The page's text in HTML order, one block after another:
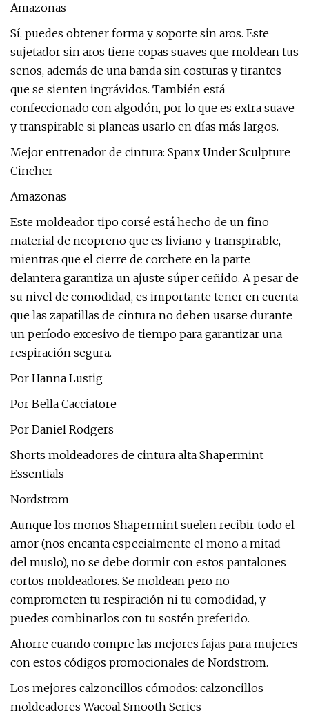
Amazonas
Sí, puedes obtener forma y soporte sin aros. Este
sujetador sin aros tiene copas suaves que moldean tus
senos, además de una banda sin costuras y tirantes
que se sienten ingrávidos. También está
confeccionado con algodón, por lo que es extra suave
y transpirable si planeas usarlo en días más largos.
Mejor entrenador de cintura: Spanx Under Sculpture
Cincher
Amazonas
Este moldeador tipo corsé está hecho de un fino
material de neopreno que es liviano y transpirable,
mientras que el cierre de corchete en la parte
delantera garantiza un ajuste súper ceñido. A pesar de
su nivel de comodidad, es importante tener en cuenta
que las zapatillas de cintura no deben usarse durante
un período excesivo de tiempo para garantizar una
respiración segura.
Por Hanna Lustig
Por Bella Cacciatore
Por Daniel Rodgers
Shorts moldeadores de cintura alta Shapermint
Essentials
Nordstrom
Aunque los monos Shapermint suelen recibir todo el
amor (nos encanta especialmente el mono a mitad
del muslo), no se debe dormir con estos pantalones
cortos moldeadores. Se moldean pero no
comprometen tu respiración ni tu comodidad, y
puedes combinarlos con tu sostén preferido.
Ahorre cuando compre las mejores fajas para mujeres
con estos códigos promocionales de Nordstrom.
Los mejores calzoncillos cómodos: calzoncillos
moldeadores Wacoal Smooth Series